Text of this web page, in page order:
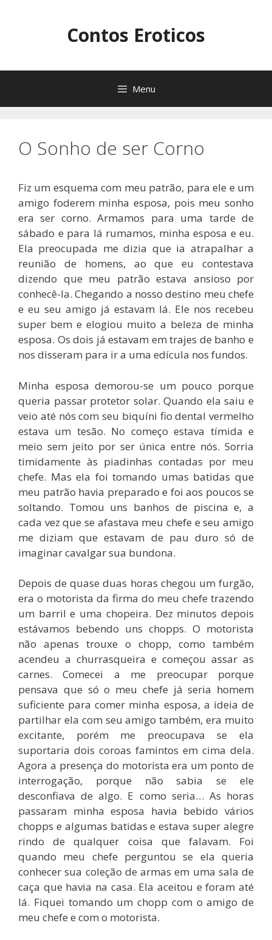
Contos Eroticos
Menu
O Sonho de ser Corno
Fiz um esquema com meu patrão, para ele e um
amigo foderem minha esposa, pois meu sonho
era ser corno. Armamos para uma tarde de
sábado e para lá rumamos, minha esposa e eu.
Ela preocupada me dizia que ia atrapalhar a
reunião de homens, ao que eu contestava
dizendo que meu patrão estava ansioso por
conhecê-la. Chegando a nosso destino meu chefe
e eu seu amigo já estavam lá. Ele nos recebeu
super bem e elogiou muito a beleza de minha
esposa. Os dois já estavam em trajes de banho e
nos disseram para ir a uma edícula nos fundos.
Minha esposa demorou-se um pouco porque
queria passar protetor solar. Quando ela saiu e
veio até nós com seu biquíni fio dental vermelho
estava um tesão. No começo estava tímida e
meio sem jeito por ser única entre nós. Sorria
timidamente às piadinhas contadas por meu
chefe. Mas ela foi tomando umas batidas que
meu patrão havia preparado e foi aos poucos se
soltando. Tomou uns banhos de piscina e, a
cada vez que se afastava meu chefe e seu amigo
me diziam que estavam de pau duro só de
imaginar cavalgar sua bundona.
Depois de quase duas horas chegou um furgão,
era o motorista da firma do meu chefe trazendo
um barril e uma chopeira. Dez minutos depois
estávamos bebendo uns chopps. O motorista
não apenas trouxe o chopp, como também
acendeu a churrasqueira e começou assar as
carnes. Comecei a me preocupar porque
pensava que só o meu chefe já seria homem
suficiente para comer minha esposa, a ideia de
partilhar ela com seu amigo também, era muito
excitante, porém me preocupava se ela
suportaria dois coroas famintos em cima dela.
Agora a presença do motorista era um ponto de
interrogação, porque não sabia se ele
desconfiava de algo. E como seria… As horas
passaram minha esposa havia bebido vários
chopps e algumas batidas e estava super alegre
rindo de qualquer coisa que falavam. Foi
quando meu chefe perguntou se ela queria
conhecer sua coleção de armas em uma sala de
caça que havia na casa. Ela aceitou e foram até
lá. Fiquei tomando um chopp com o amigo de
meu chefe e com o motorista.